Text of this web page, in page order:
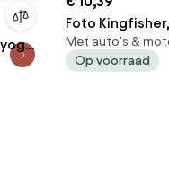
Foto
Met auto's &
Op voorraad